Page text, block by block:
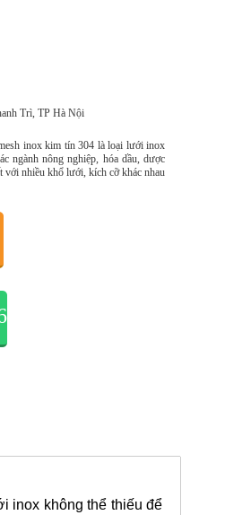
Trì, TP Hà Nội
inox kim tín 304 là loại lưới inox
ngành nông nghiệp, hóa dầu, dược
nhiều khổ lưới, kích cỡ khác nhau
inox không thể thiếu để